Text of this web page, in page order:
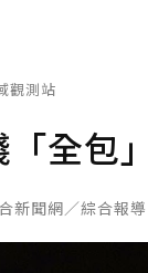
觀測站
「全包
新聞網／綜合報導